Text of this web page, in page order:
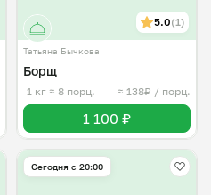
5.0(1)
Татьяна Бычкова
Борщ
1 кг ≈ 8 порц. ≈ 138₽ / порц.
1 100 ₽
Сегодня с 20:00